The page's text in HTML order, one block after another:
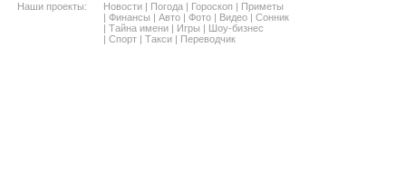
Наши проекты:
Новости | Погода | Гороскоп | Приметы
| Финансы | Авто | Фото | Видео | Сонник
| Тайна имени | Игры | Шоу-бизнес
| Спорт | Такси | Переводчик